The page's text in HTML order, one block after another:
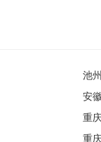
池
安
重
重